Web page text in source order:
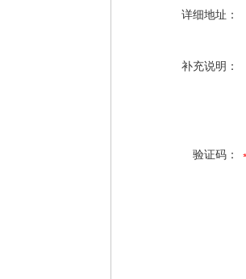
详细地址：
补充说明：
验证码：